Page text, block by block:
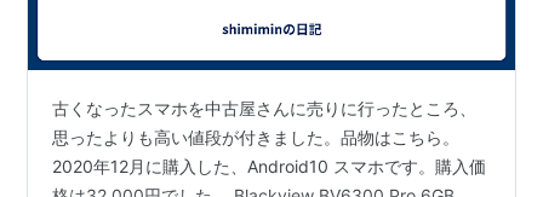
古くなったスマホを中古屋さんに売りに行ったところ、
思ったよりも高い値段が付きました。品物はこちら。
2020年12月に購入した、Android10 スマホです。購入価